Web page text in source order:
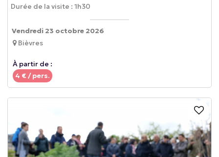
Bièvres
À partir de :
4 € / pers.
Durée de la visite : 1h30
Vendredi 23 octobre 2026